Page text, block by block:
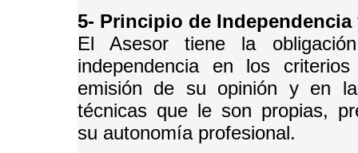
5- Principio de
El Asesor tiene la
independencia en los
emisión de su opinión y en
técnicas que le son propias,
su autonomía profesional.